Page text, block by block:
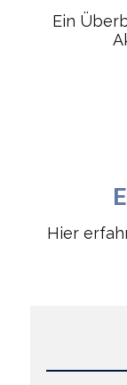
Ein
Hier